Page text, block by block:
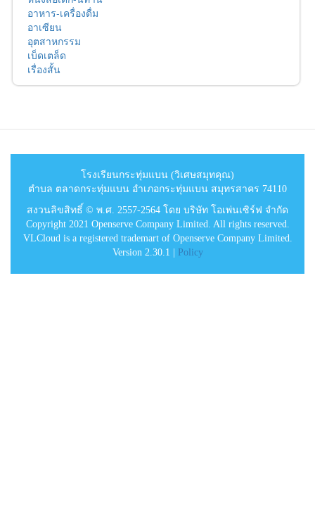
อาหาร-เครื่องดื่ม
อาเซียน
อุตสาหกรรม
เบ็ดเตล็ด
เรื่องสั้น
โรงเรียนกระทุ่มแบน (วิเศษสมุทคุณ)
ตำบล ตลาดกระทุ่มแบน อำเภอกระทุ่มแบน สมุทรสาคร 74110
สงวนลิขสิทธิ์ © พ.ศ. 2557-2564 โดย บริษัท โอเพ่นเซิร์ฟ จำกัด
Copyright 2021 Openserve Company Limited. All rights reserved.
VLCloud is a registered trademart of Openserve Company Limited.
Version 2.30.1 |
Policy